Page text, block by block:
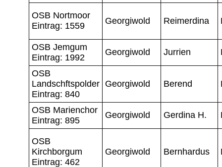
OSB Nortmoor
Eintrag: 1559
Georgiwold Reimerdina
OSB Jemgum
Eintrag: 1992
Georgiwold Jurrien
OSB
Landschftspolder
Eintrag: 840
Georgiwold Berend
OSB Marienchor
Eintrag: 895
Georgiwold Gerdina H.
OSB
Kirchborgum
Eintrag: 462
Georgiwold Bernhardus